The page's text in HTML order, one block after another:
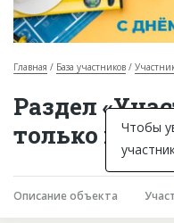
Горячие объекты
База строящихся
Инвестпроекты
Главная База участников
Раздел
только
Описание объекта
Чтобы